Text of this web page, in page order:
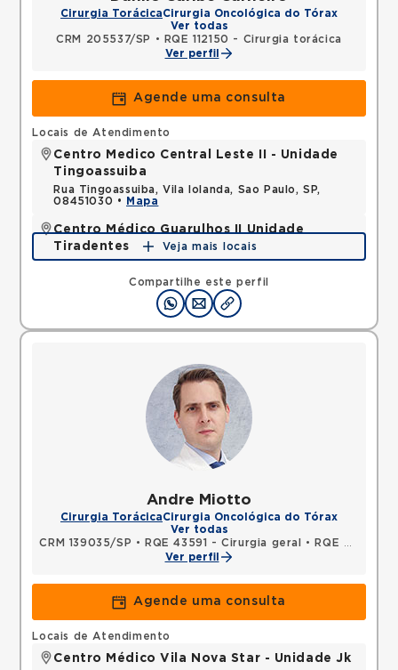
Cirurgia TorácicaCirurgia Oncológica do Tórax
Ver todas
CRM 205537/SP
•
RQE 112150 - Cirurgia torácica
Ver perfil
Agende uma consulta
Compartilhe este perfil
Locais de Atendimento
Centro Medico Central Leste II - Unidade
Tingoassuiba
Rua Tingoassuiba, Vila Iolanda, Sao Paulo, SP,
08451030 •
Mapa
Centro Médico Guarulhos II Unidade
Tiradentes
Avenida Tiradentes, Jardim Guarulhos, Guarulhos,
SP, 07090000 •
Mapa
Veja mais locais
Andre Miotto
Cirurgia TorácicaCirurgia Oncológica do Tórax
Ver todas
CRM 139035/SP • RQE 43591 - Cirurgia geral •
RQE 58276 - Cirurgia torácica
Ver perfil
Agende uma consulta
Locais de Atendimento
Centro Médico Vila Nova Star - Unidade Jk